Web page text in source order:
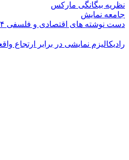
نظريه بيگانگى مارکس
جامعه نمايش
دست نوشته هاى اقتصادى و فلسفى ۱۸۴۴
رادیکاليزم نمايشى در برابر ارتجاع